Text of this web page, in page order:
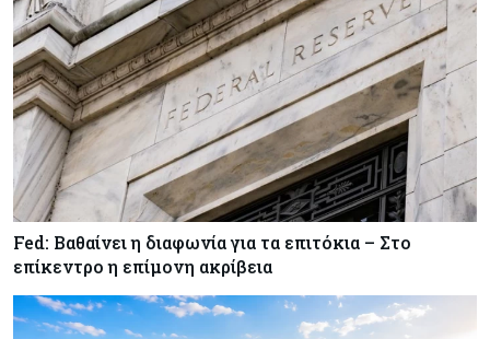
Κύπρος 07-08-2026
Οι τιμές καθορίζουν την επιλογή παρόχου
κινητής στην Κύπρο
Κύπρος 07-08-2026
34.787 νέες εγγραφές οχημάτων στο επτάμηνο
- Άνοδος 11,5% σε σχέση με πέρσι
Κόσμος 07-08-2026
ΕΚΤ: Αιφνιδιάστηκε από την πώληση ευρώ από
τις ΗΠΑ
Fed: Βαθαίνει η διαφωνία για τα επιτόκια – Στο
επίκεντρο η επίμονη ακρίβεια